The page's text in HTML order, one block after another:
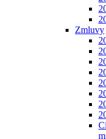
Zmluvy